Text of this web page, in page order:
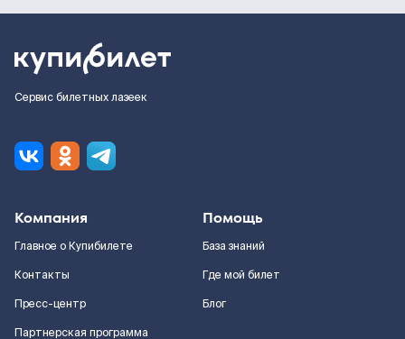
Сервис билетных лазеек
Компания
Главное о Купибилете
Контакты
Пресс-центр
Партнерская программа
Помощь
База знаний
Где мой билет
Блог